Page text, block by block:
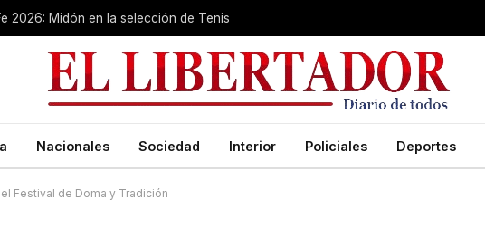
2026: Midón en la selección de Tenis
Nacionales Sociedad Interior Policiales Deportes
Festival de Doma y Tradición